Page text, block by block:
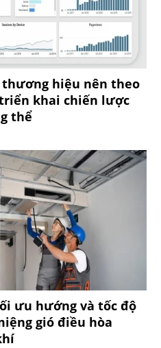
thương hiệu nên theo
khai chiến lược
thể
ưu hướng và tốc độ
gió điều hòa